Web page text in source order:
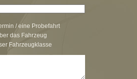
/ eine Probefahrt
das Fahrzeug
Fahrzeugklasse